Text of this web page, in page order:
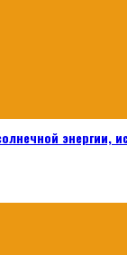
энергии,